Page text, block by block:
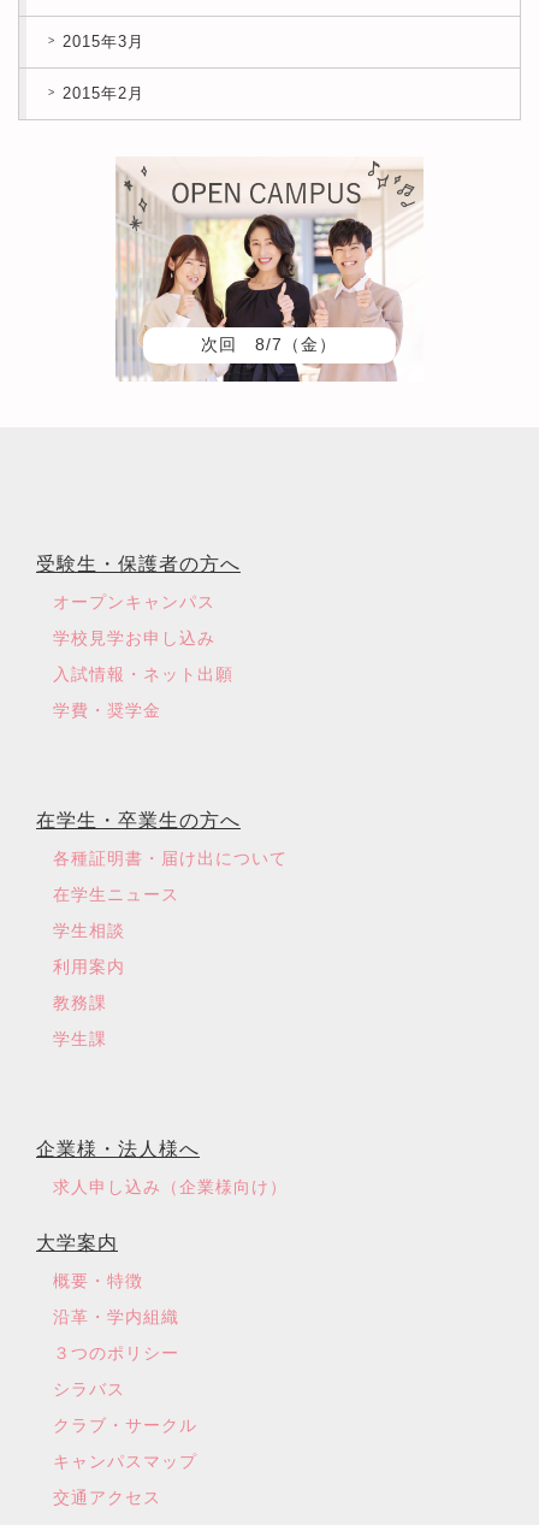
2015年3月
2015年2月
次回 8/7（金）
受験生・保護者の方へ
オープンキャンパス
学校見学お申し込み
入試情報・ネット出願
学費・奨学金
在学生・卒業生の方へ
各種証明書・届け出について
在学生ニュース
学生相談
利用案内
教務課
学生課
企業様・法人様へ
求人申し込み（企業様向け）
大学案内
概要・特徴
沿革・学内組織
３つのポリシー
シラバス
クラブ・サークル
キャンパスマップ
交通アクセス